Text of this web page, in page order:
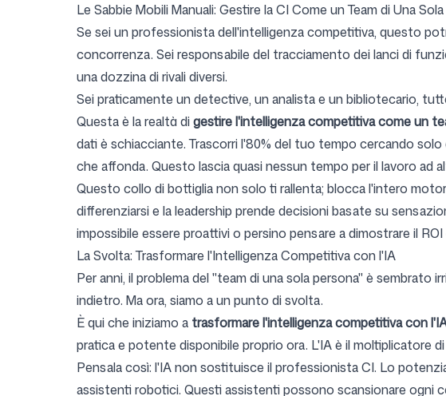
Le Sabbie Mobili Manuali: Gestire la CI Come un Team di Una
Se sei un professionista dell'intelligenza competitiva, questo
concorrenza. Sei responsabile del tracciamento dei lanci di
una dozzina di rivali diversi.
Sei praticamente un detective, un analista e un bibliotecario,
Questa è la realtà digestire l'intelligenza competitiva come un
dati è schiacciante. Trascorri l'80% del tuo tempo cercando
che affonda. Questo lascia quasi nessun tempo per il lavoro ad
Questo collo di bottiglia non solo ti rallenta; blocca l'intero
differenziarsi e la leadership prende decisioni basate su
impossibile essere proattivi o persino pensare adimostrare il
La Svolta: Trasformare l'Intelligenza Competitiva con l'IA
Per anni, il problema del "team di una sola persona" è
indietro. Ma ora, siamo a un punto di svolta.
È qui che iniziamo a trasformare l'intelligenza competitiva con
pratica e potente disponibile proprio ora. L'IA è il moltiplicatore
Pensala così: l'IA non sostituisce il professionista CI. Lo
assistenti robotici. Questi assistenti possono scansionare ogni